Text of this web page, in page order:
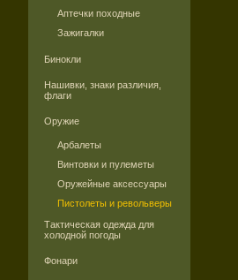
Аптечки походные
Зажигалки
Бинокли
Нашивки, знаки различия,
флаги
Оружие
Арбалеты
Винтовки и пулеметы
Оружейные аксессуары
Пистолеты и револьверы
Тактическая одежда для
холодной погоды
Фонари